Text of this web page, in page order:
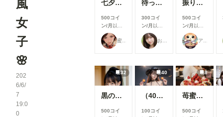
風
女
子
🌸
202
6/6/
7
19:0
0
七夕星彩
500コイ
ン/月 以上
支援すると
見ることが
できます
待っていた妻
300コイ
ン/月 以上
支援すると
見ることが
できます
振りむいたとき
500コイ
ン/月 以上
支援すると
見ることが
できます
32
黒のファッション
500コイ
40
（40枚）香織@2024/10/22_ハロウィン衣装①
100コイ
8
苺蜜甘艶 弍
500コイ